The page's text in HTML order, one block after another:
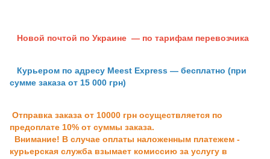
Новой почтой по Украине — по тарифам перевозчика
Курьером по адресу Meest Express — бесплатно (при
сумме заказа от 15 000 грн)
Отправка заказа от 10000 грн осуществляется по
предоплате 10% от суммы заказа.
Внимание! В случае оплаты наложенным платежем -
курьерская служба взымает комиссию за услугу в